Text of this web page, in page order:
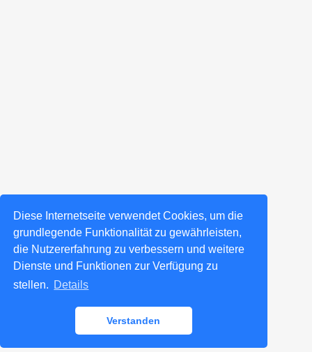
Diese Internetseite verwendet Cookies, um die
grundlegende Funktionalität zu gewährleisten,
die Nutzererfahrung zu verbessern und weitere
Dienste und Funktionen zur Verfügung zu
stellen. Details
Verstanden